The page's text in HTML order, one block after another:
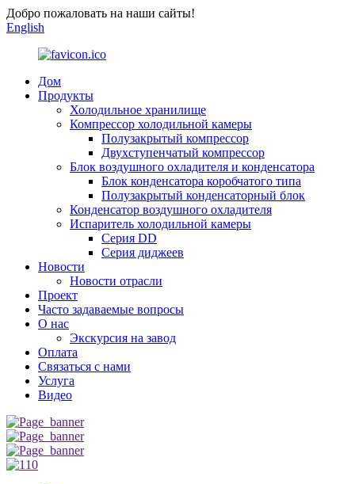
Добро пожаловать на наши сайты!
English
Дом
Продукты
Холодильное хранилище
Компрессор холодильной камеры
Полузакрытый компрессор
Двухступенчатый компрессор
Блок воздушного охладителя и конденсатора
Блок конденсатора коробчатого типа
Полузакрытый конденсаторный блок
Конденсатор воздушного охладителя
Испаритель холодильной камеры
Серия DD
Серия диджеев
Новости
Новости отрасли
Проект
Часто задаваемые вопросы
О нас
Экскурсия на завод
Оплата
Связаться с нами
Услуга
Видео